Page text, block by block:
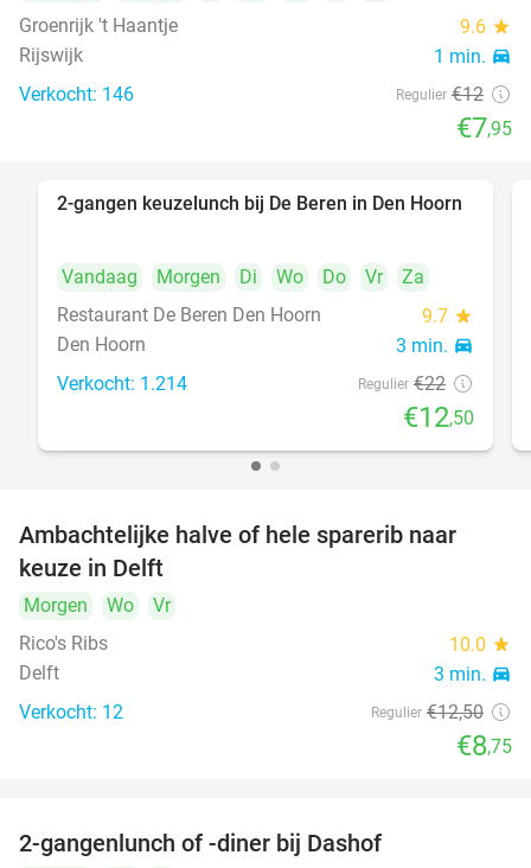
Groenrijk 't Haantje
9.6 star
Rijswijk 1 min. directions_car
Verkocht: 146 Regulier €12
€7,95
43%
2-gangen keuzelunch bij De Beren in Den Hoorn
Vandaag Morgen Di Wo Do Vr
Za
Restaurant De Beren Den Hoorn
9.7 star
Den Hoorn 3 min. directions_car
Verkocht: 1.214 Regulier €22
€12,50
Ambachtelijke halve of hele sparerib naar
keuze in Delft
Morgen Wo
Vr
Rico's Ribs
10.0 star
Delft 3 min. directions_car
Verkocht: 12 Regulier €12,50
€8,75
2-gangenlunch of -diner bij Dashof